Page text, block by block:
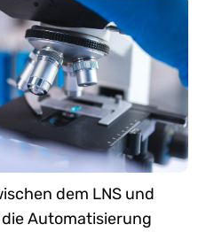
dem LNS und
Automatisierung